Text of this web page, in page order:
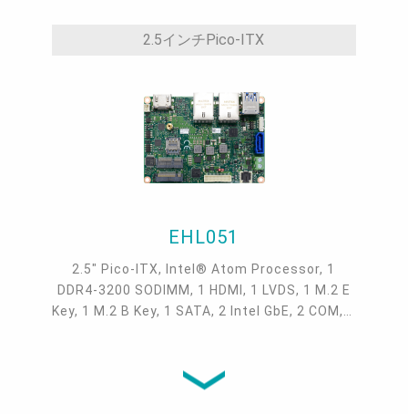
2.5インチPico-ITX
EHL051
2.5" Pico-ITX, Intel® Atom Processor, 1
DDR4-3200 SODIMM, 1 HDMI, 1 LVDS, 1 M.2 E
Key, 1 M.2 B Key, 1 SATA, 2 Intel GbE, 2 COM, 2